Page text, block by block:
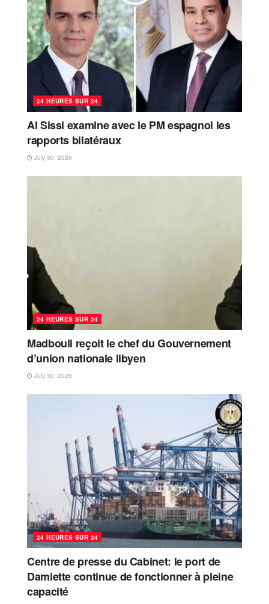
24 HEURES SUR 24
Al Sissi examine avec le PM espagnol les
rapports bilatéraux
July 30, 2026
24 HEURES SUR 24
Madbouli reçoit le chef du Gouvernement
d’union nationale libyen
July 30, 2026
24 HEURES SUR 24
Centre de presse du Cabinet: le port de
Damiette continue de fonctionner à pleine
capacité